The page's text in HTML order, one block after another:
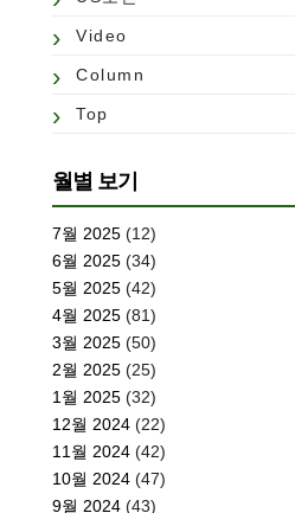
Video
Column
Top
월별 보기
7월 2025 (12)
6월 2025 (34)
5월 2025 (42)
4월 2025 (81)
3월 2025 (50)
2월 2025 (25)
1월 2025 (32)
12월 2024 (22)
11월 2024 (42)
10월 2024 (47)
9월 2024 (43)